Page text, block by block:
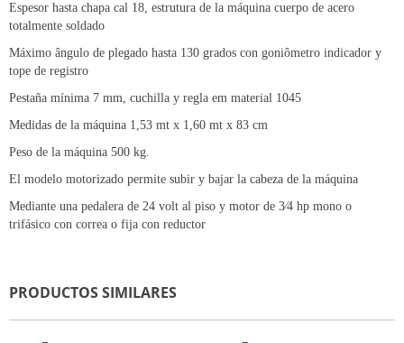
Espesor hasta chapa cal 18, estrutura de la máquina cuerpo de acero
totalmente soldado
Máximo ângulo de plegado hasta 130 grados con goniômetro indicador y
tope de registro
Pestaña mínima 7 mm, cuchilla y regla em material 1045
Medidas de la máquina 1,53 mt x 1,60 mt x 83 cm
Peso de la máquina 500 kg.
El modelo motorizado permite subir y bajar la cabeza de la máquina
Mediante una pedalera de 24 volt al piso y motor de 3⁄4 hp mono o
trifásico con correa o fija con reductor
PRODUCTOS SIMILARES